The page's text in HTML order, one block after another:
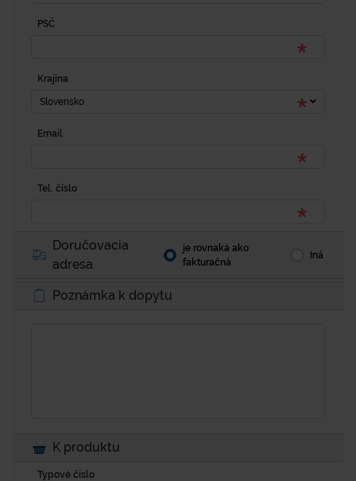
PSČ
Krajina
Slovensko
Email
Tel. číslo
Doručovacia
adresa
je rovnaká ako
fakturačná
Iná
Poznámka k dopytu
K produktu
Typové číslo